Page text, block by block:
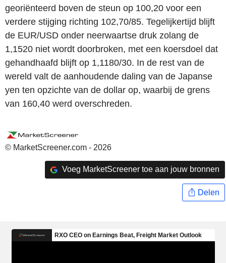
georiënteerd boven de steun op 100,20 voor een
verdere stijging richting 102,70/85. Tegelijkertijd blijft
de EUR/USD onder neerwaartse druk zolang de
1,1520 niet wordt doorbroken, met een koersdoel dat
gehandhaafd blijft op 1,1180/30. In de rest van de
wereld valt de aanhoudende daling van de Japanse
yen ten opzichte van de dollar op, waarbij de grens
van 160,40 werd overschreden.
© MarketScreener.com - 2026
Voeg MarketScreener toe aan jouw bronnen
Delen